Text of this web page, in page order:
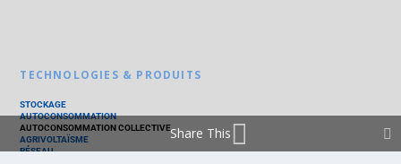
TECHNOLOGIES & PRODUITS
STOCKAGE
AUTOCONSOMMATION
AUTOCONSOMMATION COLLECTIVE
AGRIVOLTAÏSME
RÉSEAU
Share This